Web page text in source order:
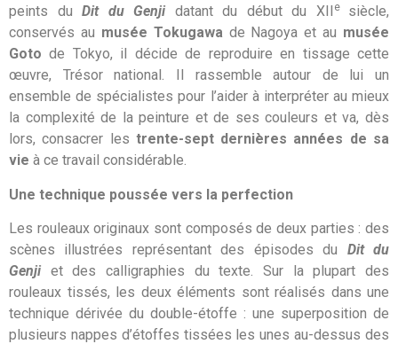
peints du Dit du Genji datant du début du XII e siècle,
conservés au musée Tokugawade Nagoya et au musée
Goto de Tokyo, il décide de reproduire en tissage cette
œuvre, Trésor national. Il rassemble autour de lui un
ensemble de spécialistes pour l’aider à interpréter au mieux
la complexité de la peinture et de ses couleurs et va, dès
lors, consacrer les trente-sept dernières années de sa
vie à ce travail considérable.
Une technique poussée vers la perfection
Les rouleaux originaux sont composés de deux parties : des
scènes illustrées représentant des épisodes du Dit du
Genji et des calligraphies du texte. Sur la plupart des
rouleaux tissés, les deux éléments sont réalisés dans une
technique dérivée du double-étoffe : une superposition de
plusieurs nappes d’étoffes tissées les unes au-dessus des